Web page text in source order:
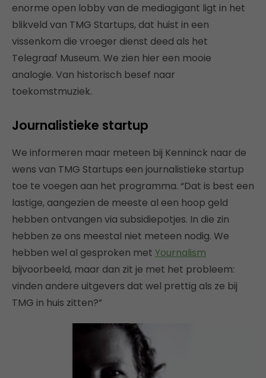
enorme open lobby van de mediagigant ligt in het
blikveld van TMG Startups, dat huist in een
vissenkom die vroeger dienst deed als het
Telegraaf Museum. We zien hier een mooie
analogie. Van historisch besef naar
toekomstmuziek.
Journalistieke startup
We informeren maar meteen bij Kenninck naar de
wens van TMG Startups een journalistieke startup
toe te voegen aan het programma. “Dat is best een
lastige, aangezien de meeste al een hoop geld
hebben ontvangen via subsidiepotjes. In die zin
hebben ze ons meestal niet meteen nodig. We
hebben wel al gesproken met Yournalism
bijvoorbeeld, maar dan zit je met het probleem:
vinden andere uitgevers dat wel prettig als ze bij
TMG in huis zitten?”